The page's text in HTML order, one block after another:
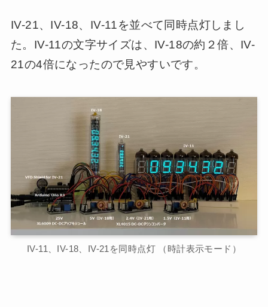
IV-21、IV-18、IV-11を並べて同時点灯しまし
た。IV-11の文字サイズは、IV-18の約２倍、IV-
21の4倍になったので見やすいです。
IV-11、IV-18、IV-21を同時点灯 （時計表示モード）